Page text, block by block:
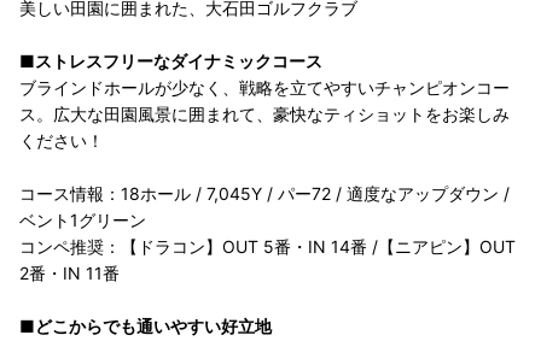
美しい田園に囲まれた、大石田ゴルフクラブ
■ストレスフリーなダイナミックコース
ブラインドホールが少なく、戦略を立てやすいチャンピオンコー
ス。広大な田園風景に囲まれて、豪快なティショットをお楽しみ
ください！
コース情報：18ホール / 7,045Y / パー72 / 適度なアップダウン /
ベント1グリーン
コンペ推奨：【ドラコン】OUT 5番・IN 14番 /【ニアピン】OUT
2番・IN 11番
■どこからでも通いやすい好立地